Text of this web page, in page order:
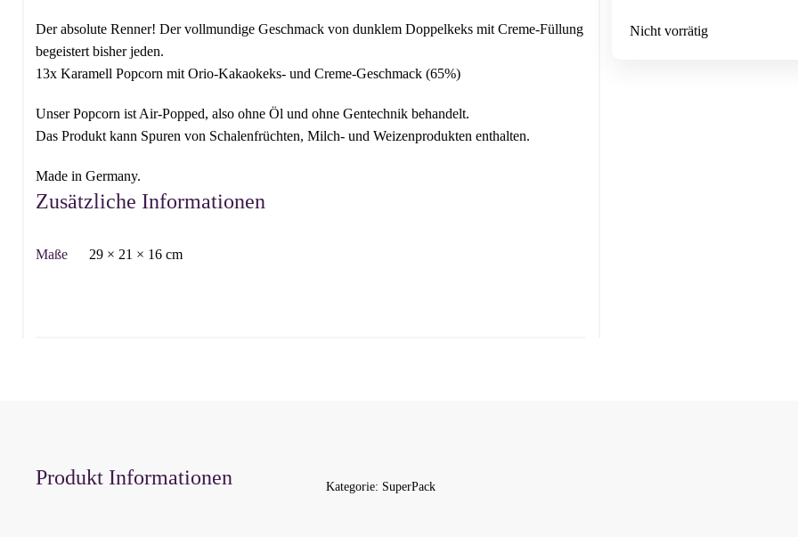
Der absolute Renner! Der vollmundige Geschmack von dunklem Doppelkeks mit Creme-Füllung
begeistert bisher jeden.
13x Karamell Popcorn mit Orio-Kakaokeks- und Creme-Geschmack (65%)
Unser Popcorn ist Air-Popped, also ohne Öl und ohne Gentechnik behandelt.
Das Produkt kann Spuren von Schalenfrüchten, Milch- und Weizenprodukten enthalten.
Made in Germany.
Zusätzliche Informationen
Maße 29 × 21 × 16 cm
Nicht vorrätig
Produkt Informationen Kategorie: SuperPack